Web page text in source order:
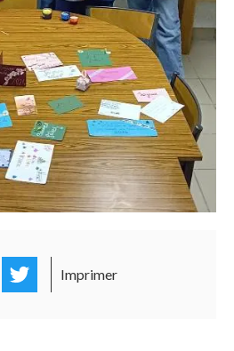
FacebookTwitter
Imprimer